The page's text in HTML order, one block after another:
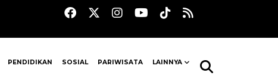
PENDIDIKAN SOSIAL PARIWISATA LAINNYA